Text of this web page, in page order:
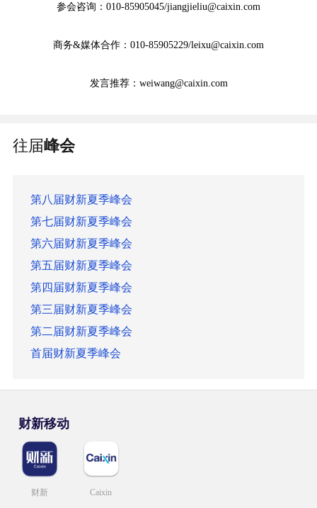
参会咨询：010-85905045/jiangjieliu@caixin.com
商务&媒体合作：010-85905229/leixu@caixin.com
发言推荐：weiwang@caixin.com
往届峰会
第八届财新夏季峰会
第七届财新夏季峰会
第六届财新夏季峰会
第五届财新夏季峰会
第四届财新夏季峰会
第三届财新夏季峰会
第二届财新夏季峰会
首届财新夏季峰会
财新移动
财新 Caixin